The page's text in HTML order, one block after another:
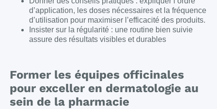
d’application, les doses nécessaires et la fréquence
d’utilisation pour maximiser l’efficacité des produits.
Insister sur la régularité : une routine bien suivie
assure des résultats visibles et durables
Former les équipes officinales
pour exceller en dermatologie au
sein de la pharmacie